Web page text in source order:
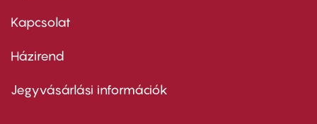
firstKapcsolat
Footer
second
Házirend
Jegyvásárlási információk